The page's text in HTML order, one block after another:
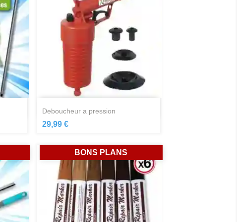
deboucheur a pression
29,99 €
BONS PLANS